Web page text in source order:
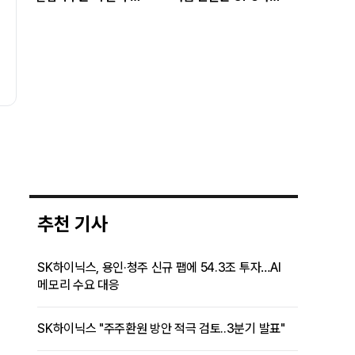
추천 기사
SK하이닉스, 용인·청주 신규 팹에 54.3조 투자…AI
메모리 수요 대응
SK하이닉스 "주주환원 방안 적극 검토..3분기 발표"